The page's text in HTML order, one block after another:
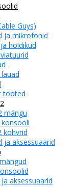
Guys)
ja mikrofonid
hoidikud
tooted
mängu
kohvrid
ja aksessuaarid
aksessuaarid